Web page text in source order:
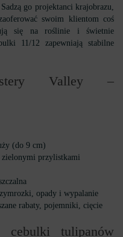
go projektanci krajobrazu,
swoim klientom coś
się na roślinie i świetnie
11/12 zapewniają stabilne
Valley –
(do 9 cm)
przylistkami
opady i wypalanie
rabaty, pojemniki, cięcie
cebulki tulipanów